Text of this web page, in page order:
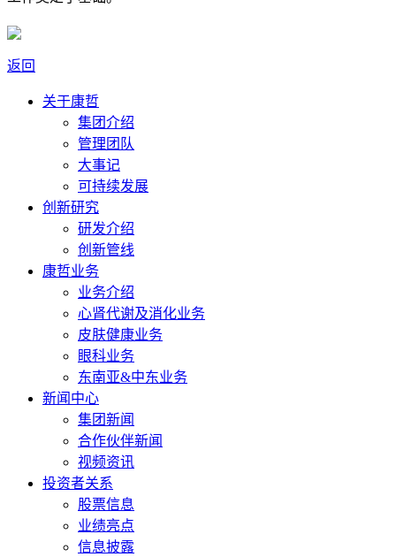
返回
关于康哲
集团介绍
管理团队
大事记
可持续发展
创新研究
研发介绍
创新管线
康哲业务
业务介绍
心肾代谢及消化业务
皮肤健康业务
眼科业务
东南亚&中东业务
新闻中心
集团新闻
合作伙伴新闻
视频资讯
投资者关系
股票信息
业绩亮点
信息披露